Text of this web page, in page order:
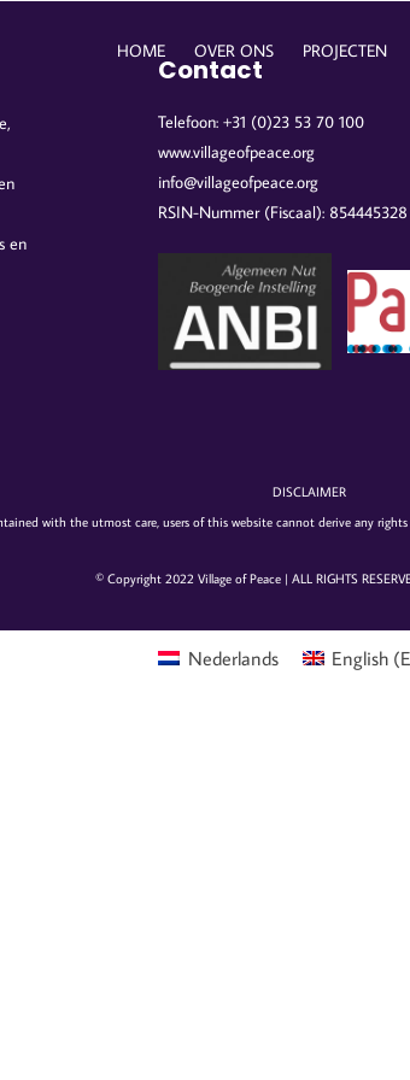
HOME OVER ONS PROJECTEN
en
Contact
Telefoon: +31 (0)23 53 70 100
www.villageofpeace.org
info@villageofpeace.org
RSIN-Nummer (Fiscaal): 854445328
DISCLAIMER
with the utmost care, users of this website cannot derive any
© Copyright 2022 Village of Peace | ALL RIGHTS
Nederlands English(